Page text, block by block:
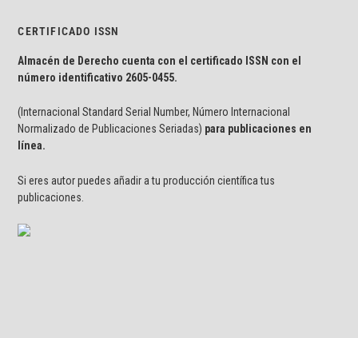
CERTIFICADO ISSN
Almacén de Derecho cuenta con el certificado ISSN con el
número identificativo 2605-0455.
(Internacional Standard Serial Number, Número Internacional
Normalizado de Publicaciones Seriadas) para publicaciones en
línea.
Si eres autor puedes añadir a tu producción científica tus
publicaciones.